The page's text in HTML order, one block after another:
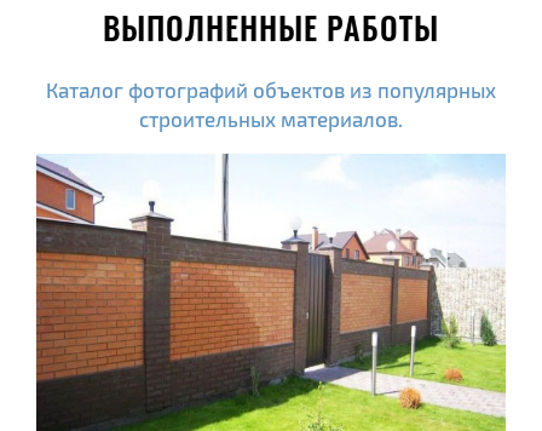
ВЫПОЛНЕННЫЕ РАБОТЫ
Каталог фотографий объектов из популярных
строительных материалов.